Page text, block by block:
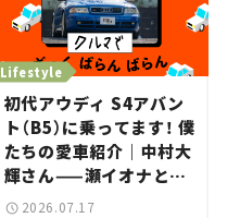
Lifestyle
初代アウディ S4アバン
ト（B5）に乗ってます！ 僕
たちの愛車紹介｜中村大
輝さん——瀬イオナと嶋
田智之の「クルマでざっ
2026.07.17